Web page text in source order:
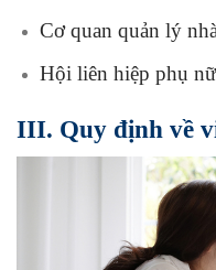
Cơ quan quản lý
Hội liên hiệp phụ
III. Quy định về